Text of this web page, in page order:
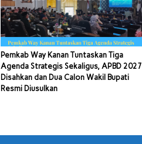
Pemkab Way Kanan Tuntaskan Tiga
Agenda Strategis Sekaligus, APBD 2027
Disahkan dan Dua Calon Wakil Bupati
Resmi Diusulkan